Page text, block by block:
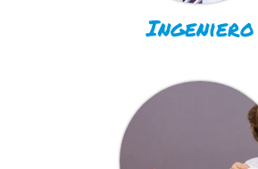
Ingeniero